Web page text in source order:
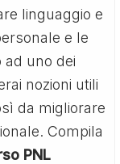
linguaggio e
e le
ad uno dei
nozioni utili
da migliorare
Compila
PNL